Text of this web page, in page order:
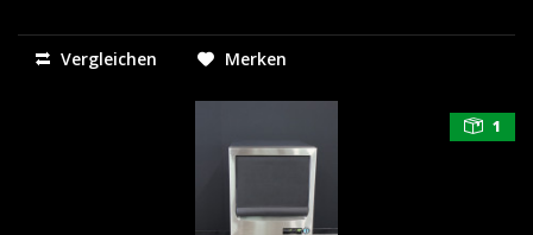
Vergleichen Merken
1